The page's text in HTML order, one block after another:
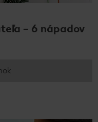
– 6 nápadov